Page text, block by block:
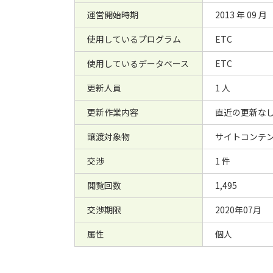
運営開始時期
2013 年 09 月
使用しているプログラム
ETC
使用しているデータベース
ETC
更新人員
1 人
更新作業内容
直近の更新なし
譲渡対象物
サイトコンテ
交渉
1 件
閲覧回数
1,495
交渉期限
2020年07月
属性
個人